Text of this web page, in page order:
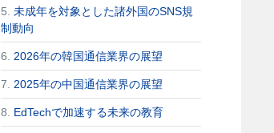
5. 未成年を対象とした諸外国のSNS規
制動向
6. 2026年の韓国通信業界の展望
7. 2025年の中国通信業界の展望
8. EdTechで加速する未来の教育